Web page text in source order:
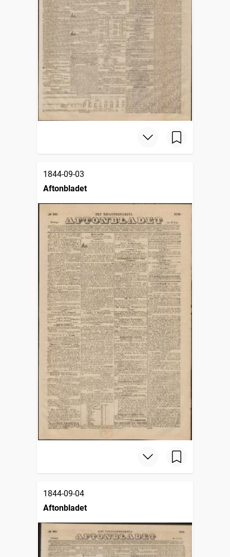
1844-09-03
Aftonbladet
1844-09-04
Aftonbladet